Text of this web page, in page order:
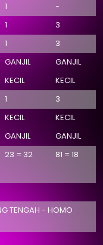
1
-
1
3
1 3
GANJIL
GANJIL
KECIL
KECIL
1 3
KECIL
KECIL
GANJIL GANJIL
23 = 32
81 = 18
TENGAH - HOMO